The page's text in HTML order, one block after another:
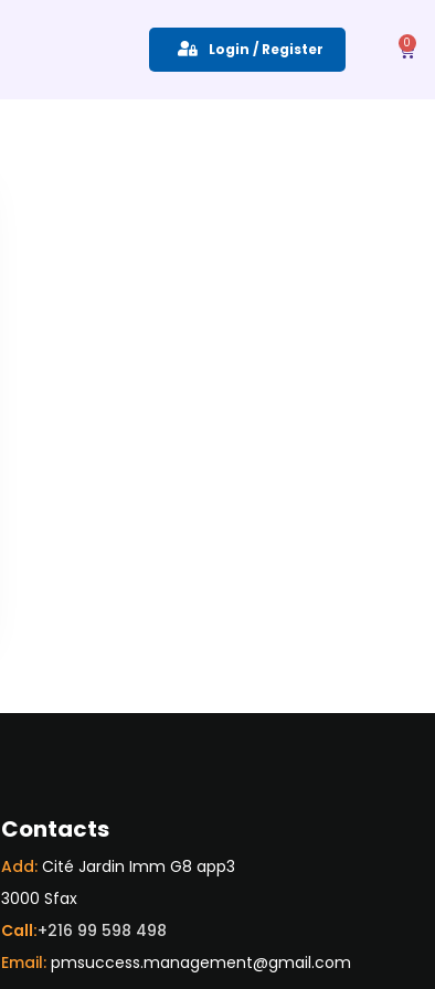
Login / Register 0
Contacts
Add:Cité Jardin Imm G8 app3
3000 Sfax
Call:+216 99 598 498
Email: pmsuccess.management@gmail.com